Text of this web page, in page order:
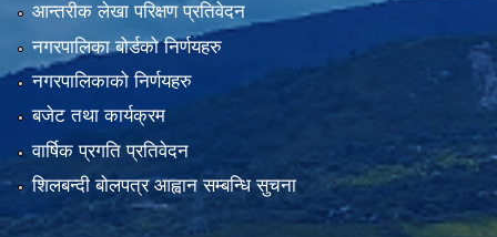
आन्तरीक लेखा परिक्षण प्रतिवेदन
नगरपालिका बोर्डको निर्णयहरु
नगरपालिकाको निर्णयहरु
बजेट तथा कार्यक्रम
वार्षिक प्रगति प्रतिवेदन
शिलबन्दी बोलपत्र आह्वान सम्बन्धि सुचना